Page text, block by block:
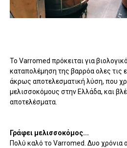
Το Varromed πρόκειται για
καταπολέμηση της βαρρόα ολες τις
άκρως αποτελεσματική λύση, που
μελισσοκόμους στην Ελλάδα, και
αποτελέσματα.
Γράφει μελισσοκόμος...
Πολύ καλό το Varromed. Δυο χρόνια